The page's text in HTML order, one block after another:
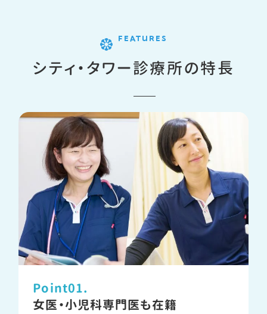
FEATURES
シティ・タワー診療所の特長
Point01.
女医・小児科専門医も在籍